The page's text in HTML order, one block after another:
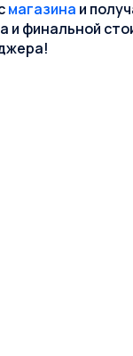
магазина и
и финальной